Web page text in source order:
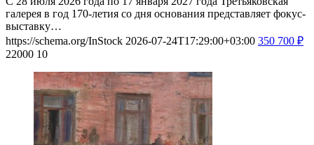
галерея в год 170-летия со дня основания представляет фокус-
выставку…
https://schema.org/InStock 2026-07-24T17:29:00+03:00 350 700 ₽
22000 10